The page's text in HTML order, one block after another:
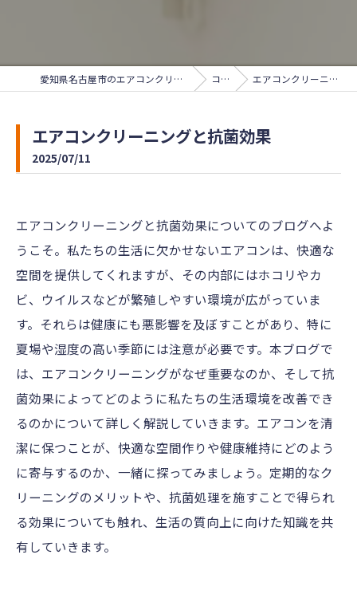
愛知県名古屋市のエアコンクリーニングならサンライズ コラム エアコンクリーニングと抗菌効果
エアコンクリーニングと抗菌効果
2025/07/11
エアコンクリーニングと抗菌効果についてのブログへよ
うこそ。私たちの生活に欠かせないエアコンは、快適な
空間を提供してくれますが、その内部にはホコリやカ
ビ、ウイルスなどが繁殖しやすい環境が広がっていま
す。それらは健康にも悪影響を及ぼすことがあり、特に
夏場や湿度の高い季節には注意が必要です。本ブログで
は、エアコンクリーニングがなぜ重要なのか、そして抗
菌効果によってどのように私たちの生活環境を改善でき
るのかについて詳しく解説していきます。エアコンを清
潔に保つことが、快適な空間作りや健康維持にどのよう
に寄与するのか、一緒に探ってみましょう。定期的なク
リーニングのメリットや、抗菌処理を施すことで得られ
る効果についても触れ、生活の質向上に向けた知識を共
有していきます。